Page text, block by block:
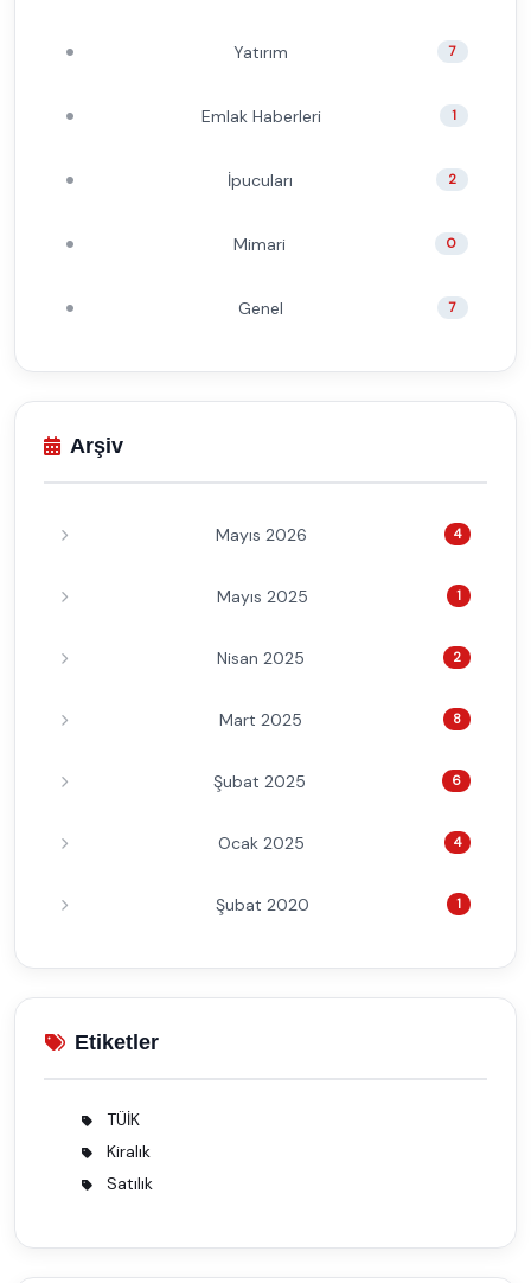
Yatırım 7
Emlak Haberleri 1
İpucuları 2
Mimari 0
Genel 7
Arşiv
Mayıs 2026 4
Mayıs 2025 1
Nisan 2025 2
Mart 2025 8
Şubat 2025 6
Ocak 2025 4
Şubat 2020 1
Etiketler
TÜİK
Kiralık
Satılık